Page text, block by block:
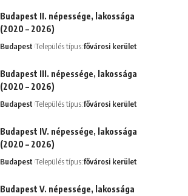
Budapest II. népessége, lakossága
(2020 – 2026)
Budapest Település típus:fővárosi kerület
Budapest III. népessége, lakossága
(2020 – 2026)
Budapest Település típus:fővárosi kerület
Budapest IV. népessége, lakossága
(2020 – 2026)
Budapest Település típus:fővárosi kerület
Budapest V. népessége, lakossága